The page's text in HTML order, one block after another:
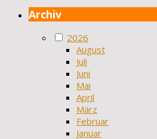
Archiv
2026
August
Juli
Juni
Mai
April
März
Februar
Januar